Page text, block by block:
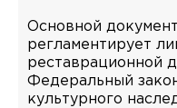
Основной
регламентирует
реставрационной
Федеральный
культурного